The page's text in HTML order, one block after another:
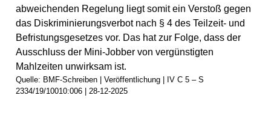
abweichenden Regelung liegt somit ein Verstoß gegen
das Diskriminierungsverbot nach § 4 des Teilzeit- und
Befristungsgesetzes vor. Das hat zur Folge, dass der
Ausschluss der Mini-Jobber von vergünstigten
Mahlzeiten unwirksam ist.
Quelle: BMF-Schreiben | Veröffentlichung | IV C 5 – S
2334/19/10010:006 | 28-12-2025